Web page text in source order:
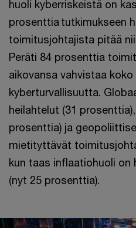
huoli kyberriskeistä on
prosenttia tutkimukseen
toimitusjohtajista pitää
Peräti 84 prosenttia
aikovansa vahvistaa
kyberturvallisuutta.
heilahtelut (31
prosenttia) ja
mietityttävät
kun taas inflaatiohuoli on
(nyt 25 prosenttia).